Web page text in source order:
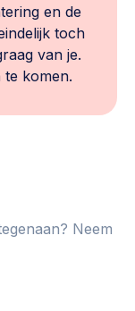
en de
toch
van je.
te komen.
Neem